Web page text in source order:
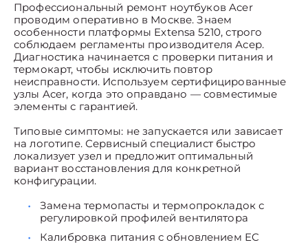
Профессиональный ремонт ноутбуков Acer
проводим оперативно в Москве. Знаем
особенности платформы Extensa 5210, строго
соблюдаем регламенты производителя Асер.
Диагностика начинается с проверки питания и
термокарт, чтобы исключить повтор
неисправности. Используем сертифицированные
узлы Acer, когда это оправдано — совместимые
элементы с гарантией.
Типовые симптомы: не запускается или зависает
на логотипе. Сервисный специалист быстро
локализует узел и предложит оптимальный
вариант восстановления для конкретной
конфигурации.
Замена термопасты и термопрокладок с
регулировкой профилей вентилятора
Калибровка питания с обновлением EC